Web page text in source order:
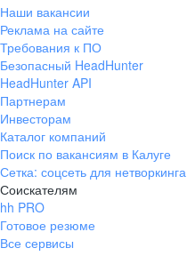
Наши вакансии
Реклама на сайте
Требования к ПО
Безопасный HeadHunter
HeadHunter API
Партнерам
Инвесторам
Каталог компаний
Поиск по вакансиям в Калуге
Сетка: соцсеть для нетворкинга
Соискателям
hh PRO
Готовое резюме
Все сервисы